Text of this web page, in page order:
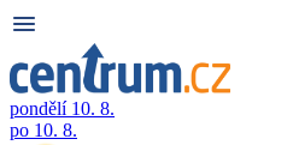
pondělí 10. 8.
po 10. 8.